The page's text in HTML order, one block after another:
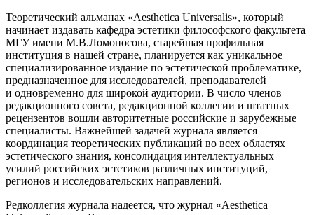
Теоретический альманах «Aesthetica Universalis», который
начинает издавать кафедра эстетики философского факультета
МГУ имени М.В.Ломоносова, старейшая профильная
институция в нашей стране, планируется как уникальное
специализированное издание по эстетической проблематике,
предназначенное для исследователей, преподавателей
и одновременно для широкой аудитории. В число членов
редакционного совета, редакционной коллегии и штатных
рецензентов вошли авторитетные российские и зарубежные
специалисты. Важнейшей задачей журнала является
координация теоретических публикаций во всех областях
эстетического знания, консолидация интеллектуальных
усилий российских эстетиков различных институций,
регионов и исследовательских направлений.
Редколлегия журнала надеется, что журнал «Aesthetica